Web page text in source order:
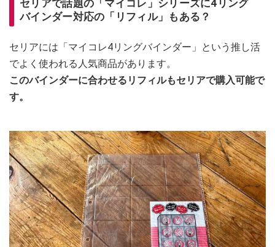
セリアで話題の「マイコレ」シリーズに4リング
バインダー対応の「リフィル」もある？
セリアには「マイコレ4リングバインダー」という推し活
でよく使われる人気商品があります。
このバインダーに合わせるリフィルもセリアで購入可能で
す。